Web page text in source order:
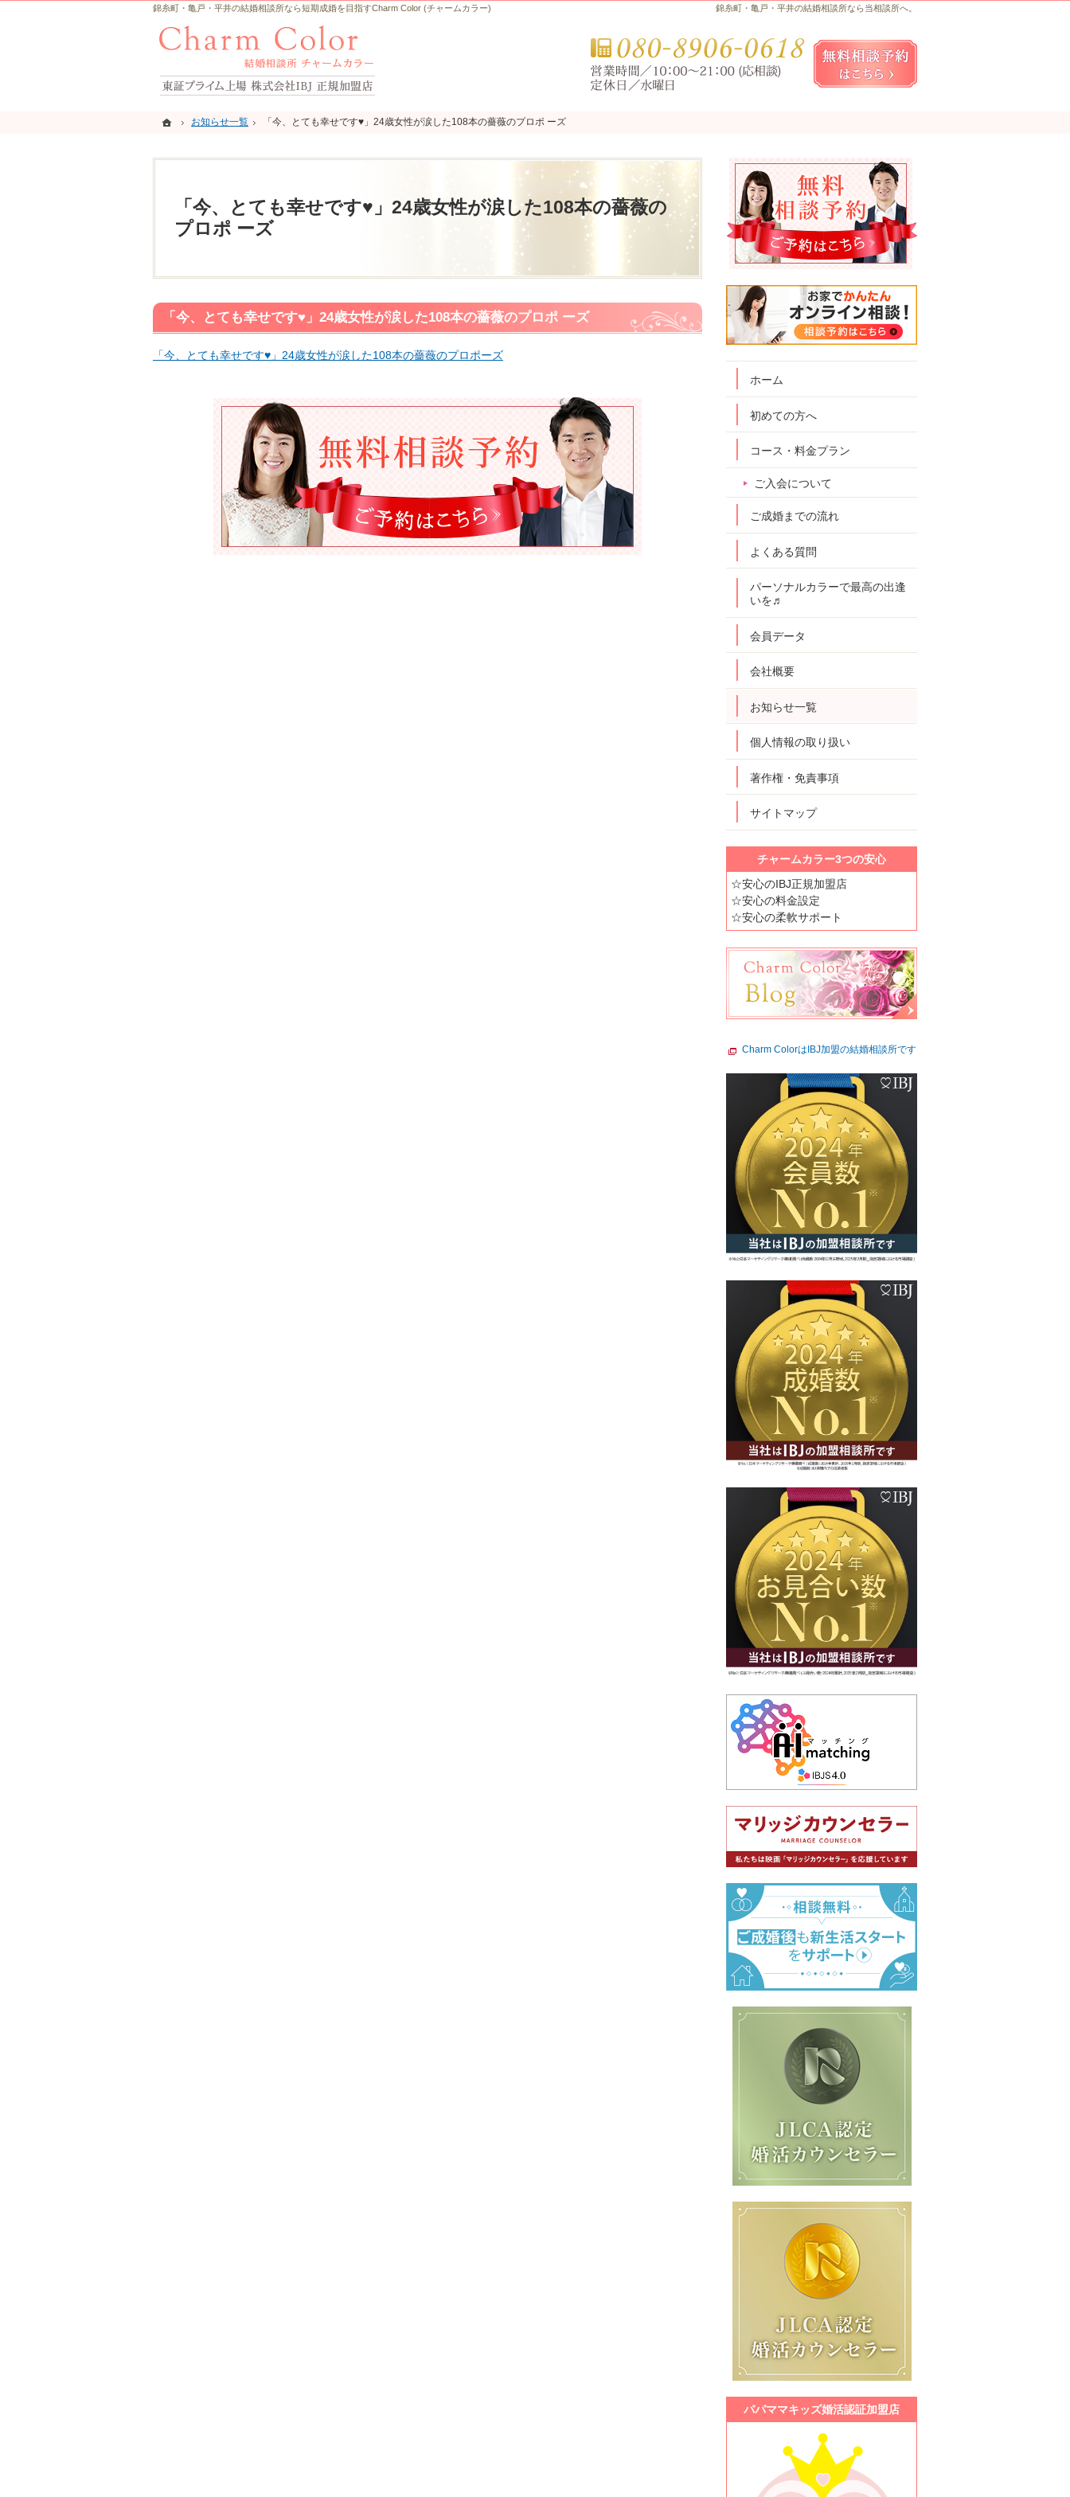
ホーム
お知らせ一覧 「今、とても幸せです♥」24歳女性が涙した108本の薔薇のプロポ ーズ
「今、とても幸せです♥」24歳女性が涙した108本の薔薇の
プロポ ーズ
錦糸町・亀戸・平井の結婚相談所なら当相談所へ。
錦糸町・亀戸・平井の結婚相談所なら短期成婚を目指すCharm Color (チャームカラー)
「今、とても幸せです♥」24歳女性が涙した108本の薔薇のプロポ ーズ
「今、とても幸せです♥」24歳女性が涙した108本の薔薇のプロポーズ
ホーム
初めての方へ
コース・料金プラン
ご入会について
ご成婚までの流れ
よくある質問
パーソナルカラーで最高の出逢
いを♬
会員データ
会社概要
お知らせ一覧
個人情報の取り扱い
著作権・免責事項
サイトマップ
チャームカラー3つの安心
☆安心のIBJ正規加盟店
☆安心の料金設定
☆安心の柔軟サポート
Charm ColorはIBJ加盟の結婚相談所です
パパママキッズ婚活認証加盟店
お気軽にお問合せ・ご相談ください
ホーム
お知らせ一覧 「今、とても幸せです♥」24歳女性が涙した108本の薔薇のプロポ ーズ